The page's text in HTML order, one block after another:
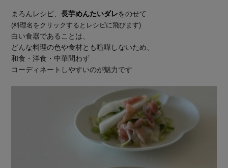
まろんレシピ、長芋めんたいダレをのせて
(料理名をクリックするとレシピに飛びます)
白い食器であることは、
どんな料理の色や食材とも喧嘩しないため、
和食・洋食・中華問わず
コーディネートしやすいのが魅力です